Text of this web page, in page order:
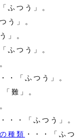
ふつう」。
う」。
」。
ふつう」。
・・「ふつう」。
「難」。
・・・「ふつう」。
種類 ・・・「ふつ